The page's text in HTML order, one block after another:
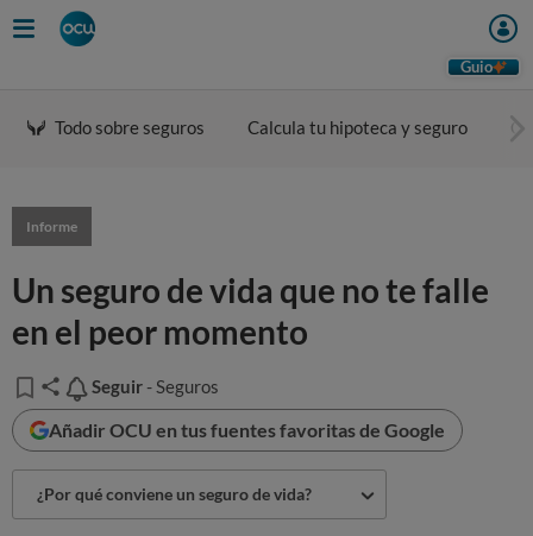
Guio
Todo sobre seguros Calcula tu hipoteca y seguro
Informe
Un seguro de vida que no te falle
en el peor momento
Seguir
Seguir - Seguros
Añadir OCU en tus fuentes favoritas de Google
¿Por qué conviene un seguro de vida?